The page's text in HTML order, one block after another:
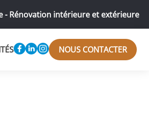
- Rénovation intérieure et extérieure
NOUS CONTACTER